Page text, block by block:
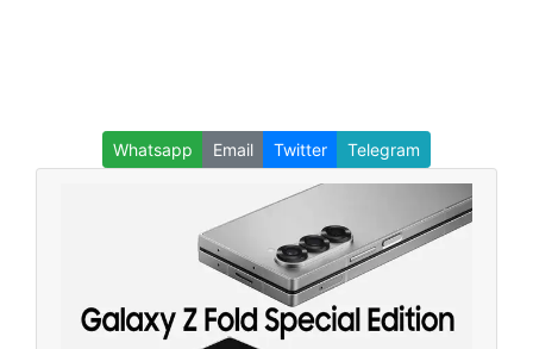
Whatsapp Email Twitter Telegram